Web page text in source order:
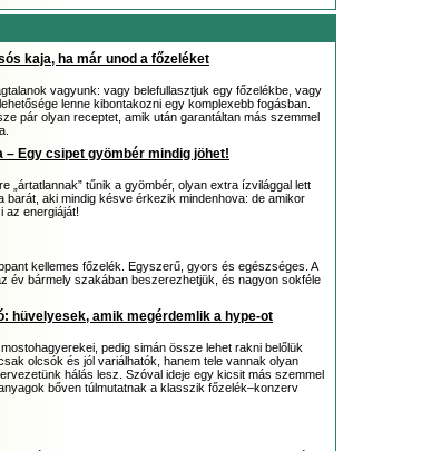
kaja, ha már unod a főzeléket
vagyunk: vagy belefullasztjuk egy főzelékbe, vagy
lenne kibontakozni egy komplexebb fogásban.
pár olyan receptet, amik után garantáltan más szemmel
– Egy csipet gyömbér mindig jöhet!
„ártatlannak” tűnik a gyömbér, olyan extra ízvilággal lett
barát, aki mindig késve érkezik mindenhova: de amikor
az energiáját!
kellemes főzelék. Egyszerű, gyors és egészséges. A
év bármely szakában beszerezhetjük, és nagyon sokféle
hüvelyesek, amik megérdemlik a hype-ot
pedig simán össze lehet rakni belőlük
olcsók és jól variálhatók, hanem tele vannak olyan
hálás lesz. Szóval ideje egy kicsit más szemmel
bőven túlmutatnak a klasszik főzelék–konzerv